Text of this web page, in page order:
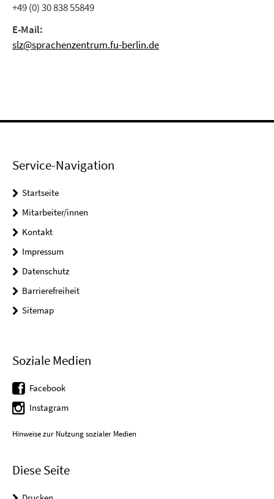
+49 (0) 30 838 55849
E-Mail:
slz@sprachenzentrum.fu-berlin.de
Service-Navigation
Startseite
Mitarbeiter/innen
Kontakt
Impressum
Datenschutz
Barrierefreiheit
Sitemap
Soziale Medien
Facebook
Instagram
Hinweise zur Nutzung sozialer Medien
Diese Seite